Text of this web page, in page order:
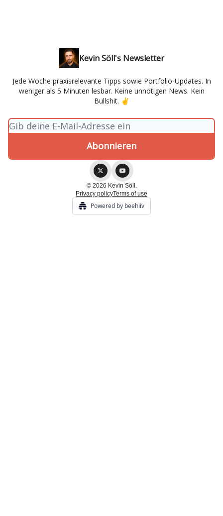
Kevin Söll's Newsletter
Jede Woche praxisrelevante Tipps sowie Portfolio-Updates. In
weniger als 5 Minuten lesbar. Keine unnötigen News. Kein
Bullshit. ✌
© 2026 Kevin Söll.
Privacy policyTerms of use
Powered by beehiiv